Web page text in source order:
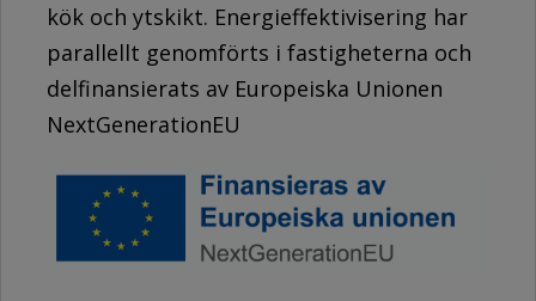
kök och ytskikt. Energieffektivisering har
parallellt genomförts i fastigheterna och
delfinansierats av Europeiska Unionen
NextGenerationEU